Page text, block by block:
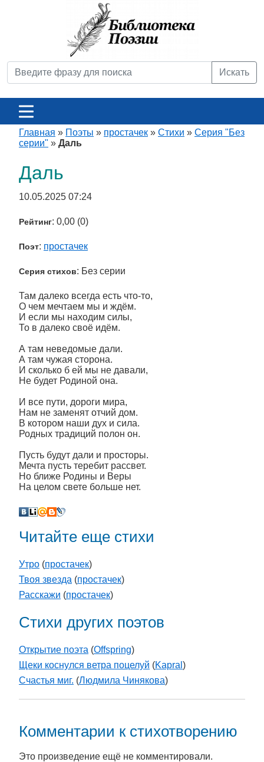
Искать
Главная » Поэты » простачек » Стихи » Серия "Без
серии" » Даль
Даль
10.05.2025 07:24
Рейтинг: 0,00 (0)
Поэт: простачек
Серия стихов: Без серии
Там далеко всегда есть что-то,
О чем мечтаем мы и ждём.
И если мы находим силы,
То в далеко своё идём.
А там неведомые дали.
А там чужая сторона.
И сколько б ей мы не давали,
Не будет Родиной она.
И все пути, дороги мира,
Нам не заменят отчий дом.
В котором наши дух и сила.
Родных традиций полон он.
Пусть будут дали и просторы.
Мечта пусть теребит рассвет.
Но ближе Родины и Веры
На целом свете больше нет.
Читайте еще стихи
Утро (простачек)
Твоя звезда (простачек)
Расскажи (простачек)
Стихи других поэтов
Открытие поэта (Offspring)
Щеки коснулся ветра поцелуй (Kapral )
Счастья миг. (Людмила Чинякова)
Комментарии к стихотворению
Это произведение ещё не комментировали.